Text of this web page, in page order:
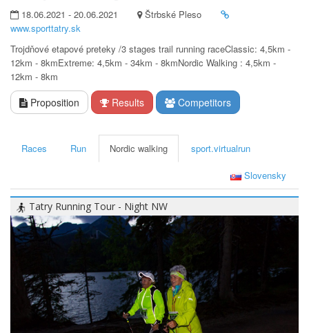
18.06.2021 - 20.06.2021
Štrbské Pleso
www.sporttatry.sk
Trojdňové etapové preteky /3 stages trail running raceClassic: 4,5km -
12km - 8kmExtreme: 4,5km - 34km - 8kmNordic Walking : 4,5km -
12km - 8km
Proposition Results Competitors
Races Run Nordic walking sport.virtualrun
Slovensky
Tatry Running Tour - Night NW